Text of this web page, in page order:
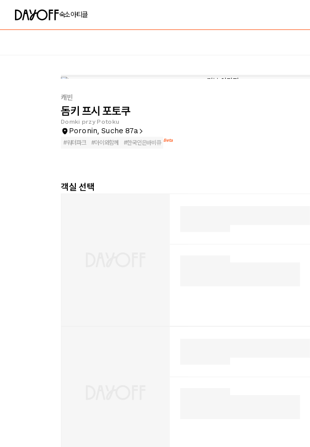
숙소아티클
캐빈
돔키 프시 포토쿠
Domki przy Potoku
Poronin, Suche 87a
#워터파크 #아이와함께 #한국인은바비큐 Beta
객실 선택